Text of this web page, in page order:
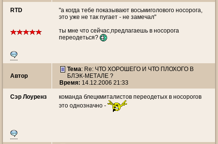
RTD
"а когда тебе показывают восьмиголового носорога,
это уже не так пугает - не замечал"
ты мне что сейчас,предлагаешь в носорога
переодеться?
Автор
Тема: Re: ЧТО ХОРОШЕГО И ЧТО ПЛОХОГО В
БЛЭК-МЕТАЛЕ ?
Время: 14.12.2006 21:33
Сэр Лоуренз
команда блецкмиталистов переодетых в носорогов
это однозначно -